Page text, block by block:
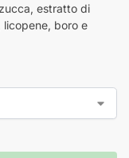
estratto di
boro e